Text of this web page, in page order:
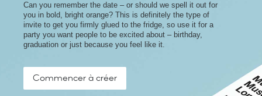
Can you remember the date – or should we spell it out for
you in bold, bright orange? This is definitely the type of
invite to get you firmly glued to the fridge, so use it for a
party you want people to be excited about – birthday,
graduation or just because you feel like it.
Commencer à créer